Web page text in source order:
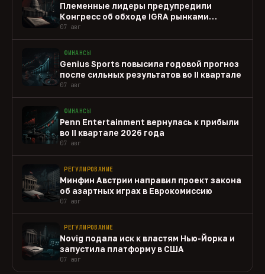
Племенные лидеры предупредили
Конгресс об обходе IGRA рынками
прогнозов
07 авг
ФИНАНСЫ
Genius Sports повысила годовой прогноз
после сильных результатов во II квартале
07 авг
ФИНАНСЫ
Penn Entertainment вернулась к прибыли
во II квартале 2026 года
07 авг
РЕГУЛИРОВАНИЕ
Минфин Австрии направил проект закона
об азартных играх в Еврокомиссию
07 авг
РЕГУЛИРОВАНИЕ
Novig подала иск к властям Нью-Йорка и
запустила платформу в США
07 авг